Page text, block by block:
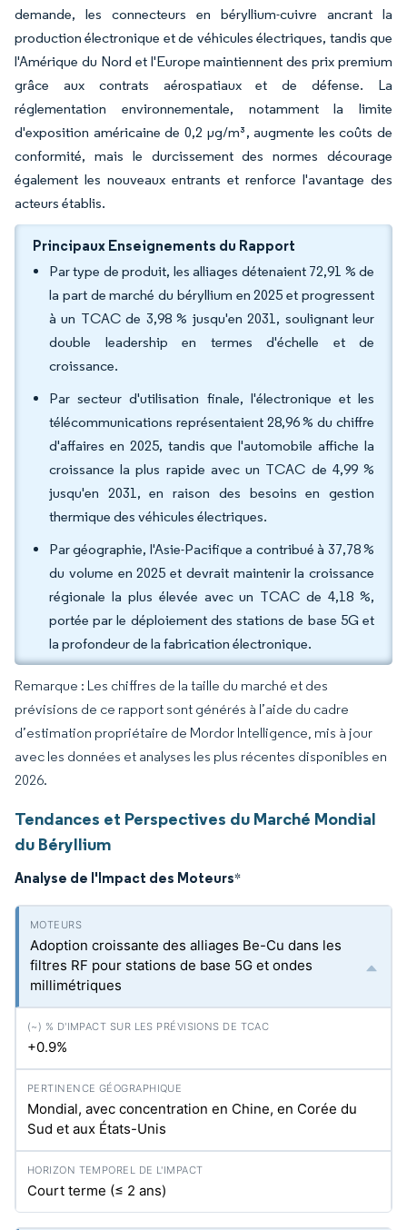
demande, les connecteurs en béryllium-cuivre ancrant la
production électronique et de véhicules électriques, tandis que
l'Amérique du Nord et l'Europe maintiennent des prix premium
grâce aux contrats aérospatiaux et de défense. La
réglementation environnementale, notamment la limite
d'exposition américaine de 0,2 µg/m³, augmente les coûts de
conformité, mais le durcissement des normes décourage
également les nouveaux entrants et renforce l'avantage des
acteurs établis.
Principaux Enseignements du Rapport
Par type de produit, les alliages détenaient 72,91 % de
la part de marché du béryllium en 2025 et progressent
à un TCAC de 3,98 % jusqu'en 2031, soulignant leur
double leadership en termes d'échelle et de
croissance.
Par secteur d'utilisation finale, l'électronique et les
télécommunications représentaient 28,96 % du chiffre
d'affaires en 2025, tandis que l'automobile affiche la
croissance la plus rapide avec un TCAC de 4,99 %
jusqu'en 2031, en raison des besoins en gestion
thermique des véhicules électriques.
Par géographie, l'Asie-Pacifique a contribué à 37,78 %
du volume en 2025 et devrait maintenir la croissance
régionale la plus élevée avec un TCAC de 4,18 %,
portée par le déploiement des stations de base 5G et
la profondeur de la fabrication électronique.
Remarque : Les chiffres de la taille du marché et des
prévisions de ce rapport sont générés à l’aide du cadre
d’estimation propriétaire de Mordor Intelligence, mis à jour
avec les données et analyses les plus récentes disponibles en
2026.
Tendances et Perspectives du Marché Mondial
du Béryllium
Analyse de l'Impact des Moteurs*
Adoption croissante des alliages Be-Cu dans les
filtres RF pour stations de base 5G et ondes
millimétriques
+0.9%
Mondial, avec concentration en Chine, en Corée du
Sud et aux États-Unis
Court terme (≤ 2 ans)